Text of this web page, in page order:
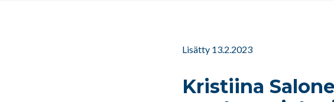
Lisätty 13.2.2023
Kristiina